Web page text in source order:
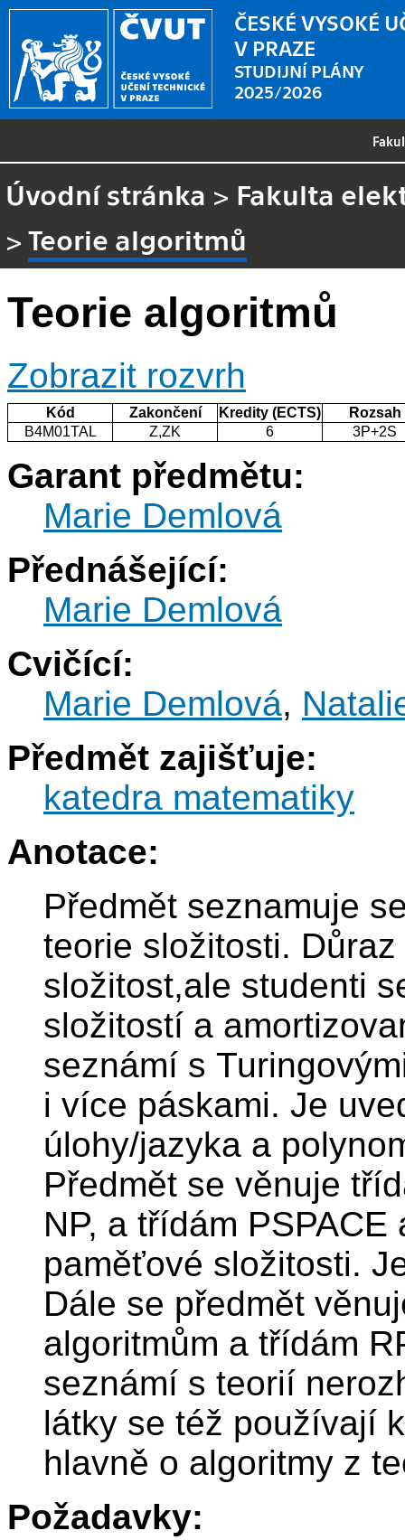
ČESKÉ VYSOKÉ
V PRAZE
STUDIJNÍ PLÁNY
2025/2026
Úvodní stránka > Fakulta
>Teorie algoritmů
Teorie algoritmů
Zobrazit rozvrh
Kód Zakončení Kredity (ECTS)
Rozsah
B4M01TAL
Z,ZK 6 3P+2S
Garant předmětu:
Marie Demlová
Přednášející:
Marie Demlová
Cvičící:
Marie Demlová,
Předmět zajišťuje:
katedra matematiky
Anotace:
Předmět seznamuje
teorie složitosti.
složitost,ale studenti
složitostí a
seznámí s
i více páskami. Je
úlohy/jazyka a
Předmět se věnuje
NP, a třídám
paměťové složitosti.
Dále se předmět
algoritmům a třídám
seznámí s teorií
látky se též používají
hlavně o algoritmy z
Požadavky: